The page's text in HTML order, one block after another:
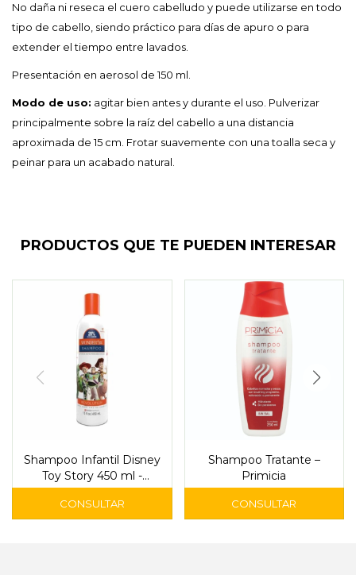
No daña ni reseca el cuero cabelludo y puede utilizarse en todo
tipo de cabello, siendo práctico para días de apuro o para
extender el tiempo entre lavados.
Presentación en aerosol de 150 ml.
Modo de uso: agitar bien antes y durante el uso. Pulverizar
principalmente sobre la raíz del cabello a una distancia
aproximada de 15 cm. Frotar suavemente con una toalla seca y
peinar para un acabado natural.
PRODUCTOS QUE TE PUEDEN INTERESAR
Shampoo Infantil Disney
Toy Story 450 ml -
Wonder Tex
Shampoo Tratante –
Primicia